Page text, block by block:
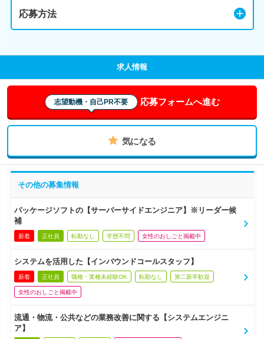
応募方法
求人情報
志望動機・自己PR不要 応募フォームへ進む
気になる
その他の募集情報
パッケージソフトの【サーバーサイドエンジニア】※リーダー候
補
新着 正社員 転勤なし 学歴不問 女性のおしごと掲載中
システムを活用した【インバウンドコールスタッフ】
新着 正社員 職種・業種未経験OK 転勤なし 第二新卒歓迎
女性のおしごと掲載中
流通・物流・公共などの業務改善に関する【システムエンジニ
ア】